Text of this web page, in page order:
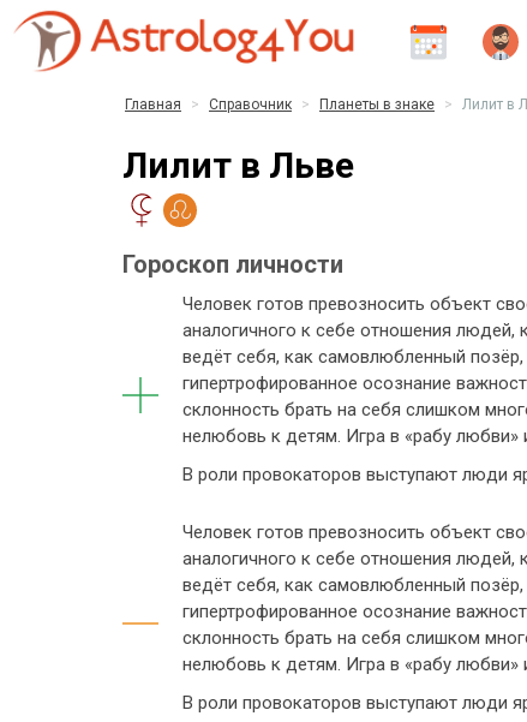
Главная Справочник Планеты в знаке Лилит в
Лилит в Льве
Гороскоп личности
Человек готов превозносить объект
аналогичного к себе отношения людей,
ведёт себя, как самовлюбленный
гипертрофированное осознание
склонность брать на себя слишком
нелюбовь к детям. Игра в «рабу любви»
В роли провокаторов выступают люди
Человек готов превозносить объект
аналогичного к себе отношения людей,
ведёт себя, как самовлюбленный
гипертрофированное осознание
склонность брать на себя слишком
нелюбовь к детям. Игра в «рабу любви»
В роли провокаторов выступают люди